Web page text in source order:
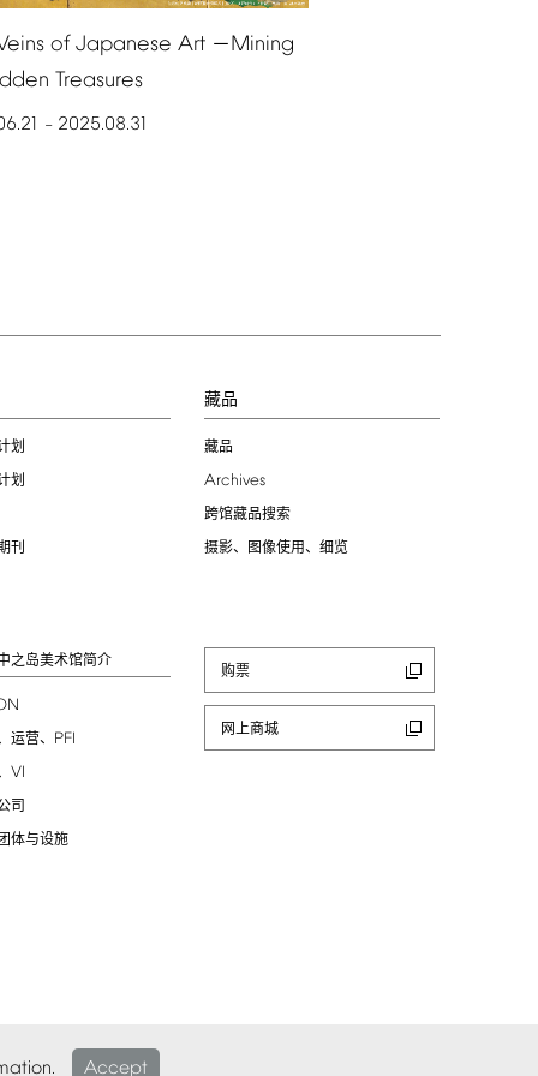
Accept
of Japanese Art －Mining
Treasures
– 2025.08.31
划
划
刊
藏品
藏品
Archives
跨馆藏品搜索
摄影、图像使用、细览
之岛美术馆简介
运营、 PFI
VI
司
体与设施
购票
网上商城